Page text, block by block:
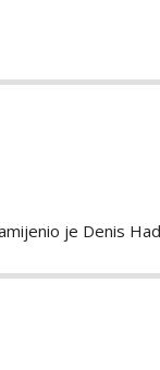
je Denis